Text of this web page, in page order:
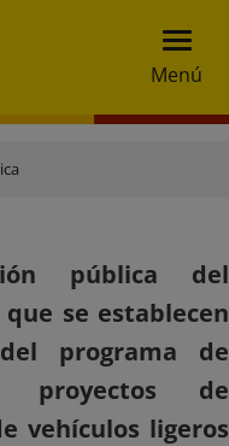
Menú
pública del
se establecen
programa de
proyectos de
vehículos ligeros